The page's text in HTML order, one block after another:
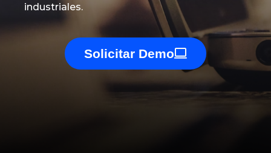
industriales.
Solicitar Demo